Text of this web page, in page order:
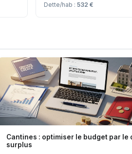
Dette/hab : 532 €
Cantines : optimiser le budget par le
surplus